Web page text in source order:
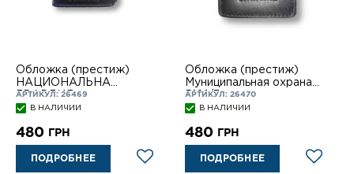
Обложка (престиж)
НАЦИОНАЛЬНА
ГВАРДИЯ
АРТИКУЛ: 26469
В НАЛИЧИИ
480 ГРН
ПОДРОБНЕЕ
Обложка (престиж)
Муниципальная охрана
5101/3
АРТИКУЛ: 26470
В НАЛИЧИИ
480 ГРН
ПОДРОБНЕЕ